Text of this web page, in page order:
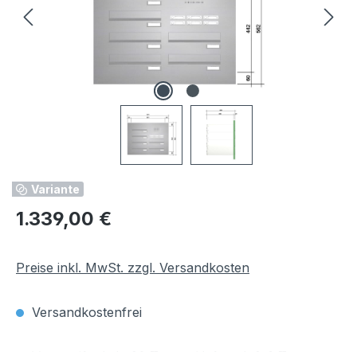
Variante
Regulärer Preis:
1.339,00 €
Preise inkl. MwSt. zzgl. Versandkosten
Versandkostenfrei